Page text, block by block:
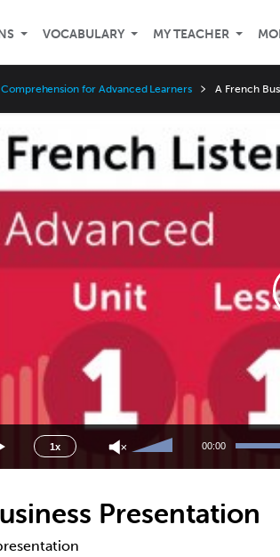
VOCABULARY MY TEACHER
for Advanced Learners A French
1x
3x
1.75x
1.5x
1.25x
0.5x
Use
Up/Down
increase
or
00:00
Presentation